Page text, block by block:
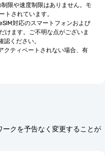
限や速度制限はありません。モ
トされています。
対応のスマートフォンおよび
けます。ご不明な点がございま
認ください。
クティベートされない場合、有
クを予告なく変更することが